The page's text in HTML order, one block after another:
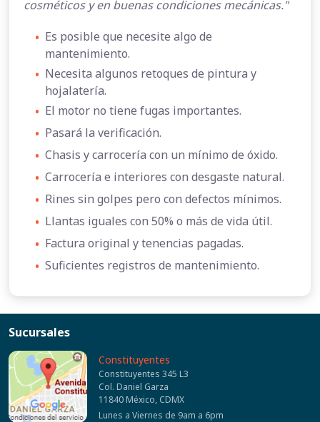
cosméticos y en buenas condiciones mecánicas."
• Es posible que necesite algo de
mantenimiento.
• Necesita algunos retoques de pintura y
hojalatería.
• El motor no tiene fugas importantes.
• Pasará la verificación.
• Chasis y carrocería con un mínimo de óxido.
• Carrocería e interiores con desgaste natural.
• Rines sin golpes pero con defectos mínimos.
• Llantas iguales con 50% o más de vida útil.
• Factura original y tenencias pagadas.
• Suficientes registros de mantenimiento.
Sucursales
Constituyentes
Constituyentes 345 L3
Col. Daniel Garza
11840 México, CDMX
Lunes a Viernes de 9am a 6pm